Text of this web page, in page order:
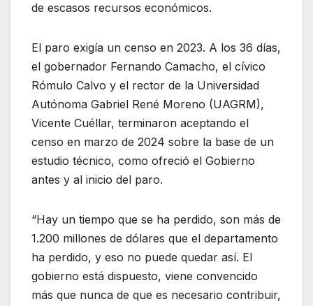
de escasos recursos económicos.
El paro exigía un censo en 2023. A los 36 días,
el gobernador Fernando Camacho, el cívico
Rómulo Calvo y el rector de la Universidad
Autónoma Gabriel René Moreno (UAGRM),
Vicente Cuéllar, terminaron aceptando el
censo en marzo de 2024 sobre la base de un
estudio técnico, como ofreció el Gobierno
antes y al inicio del paro.
“Hay un tiempo que se ha perdido, son más de
1.200 millones de dólares que el departamento
ha perdido, y eso no puede quedar así. El
gobierno está dispuesto, viene convencido
más que nunca de que es necesario contribuir,